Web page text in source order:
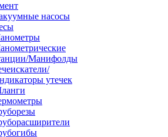
насосы
Манифолды
утечек